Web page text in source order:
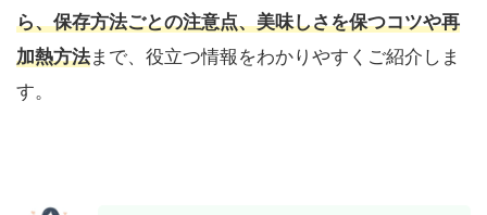
ら、保存方法ごとの注意点、美味しさを保つコツや再
加熱方法まで、役立つ情報をわかりやすくご紹介しま
す。